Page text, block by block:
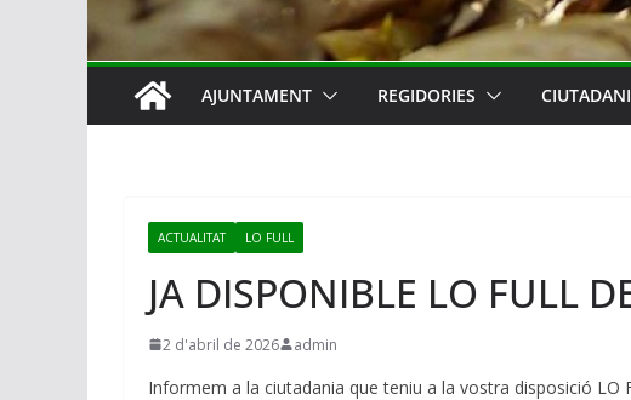
AJUNTAMENT REGIDORIES
ACTUALITAT LO FULL
JA DISPONIBLE LO FULL
2 d'abril de 2026 admin
Informem a la ciutadania que teniu a la vostra disposició LO